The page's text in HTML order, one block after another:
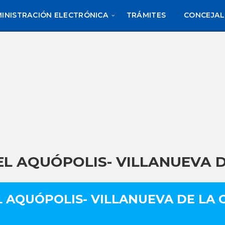
ELECTRÓNICA TRÁMITES
AQUÓPOLIS- VILLANUEVA
AQUÓPOLIS- VILLANUEVA DE LA